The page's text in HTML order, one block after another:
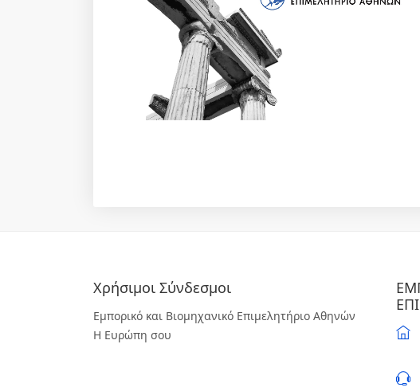
Χρήσιμοι Σύνδεσμοι
Εμπορικό και Βιομηχανικό Επιμελητήριο Αθηνών
Η Ευρώπη σου